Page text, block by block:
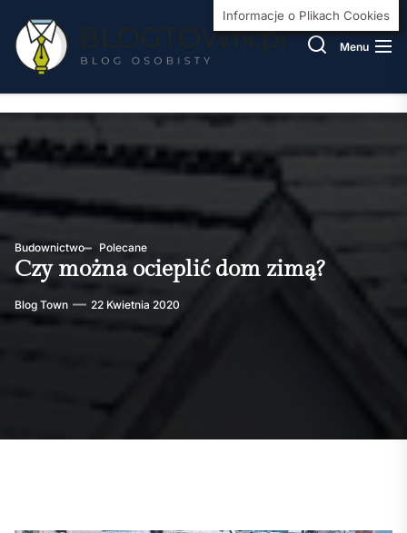
the
content
Menu
Budownictwo Polecane
Czy można ocieplić dom zimą?
Blog Town 22 Kwietnia 2020
Informacje o Plikach Cookies